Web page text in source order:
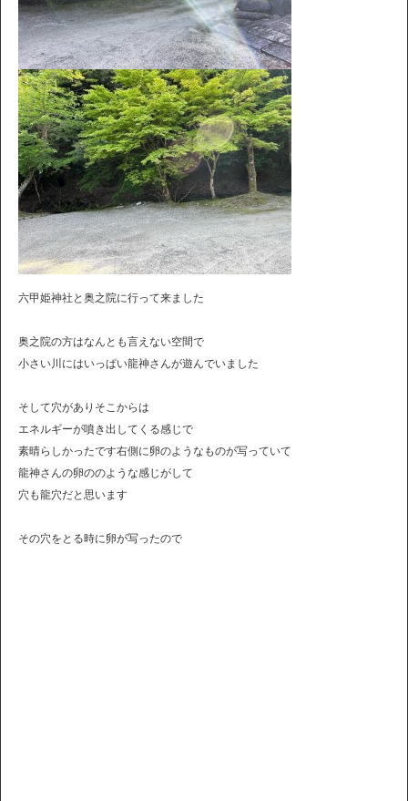
六甲姫神社と奥之院に行って来ました
奥之院の方はなんとも言えない空間で
小さい川にはいっぱい龍神さんが遊んでいました
そして穴がありそこからは
エネルギーが噴き出してくる感じで
素晴らしかったです右側に卵のようなものが写っていて
龍神さんの卵ののような感じがして
穴も龍穴だと思います
その穴をとる時に卵が写ったので